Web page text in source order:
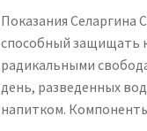
Показания Селаргина
способный защищать
радикальными
день, разведенных
напитком.